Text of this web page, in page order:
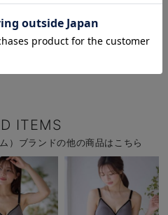
】Rosemadame（ローズマダ
ITEMS
）ブランドの他の商品はこちら
品を確認する